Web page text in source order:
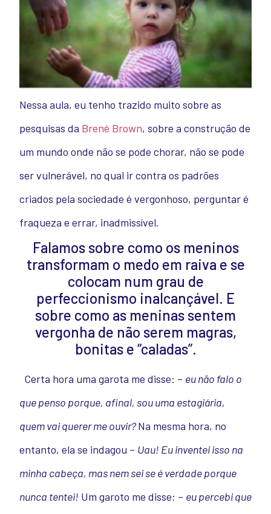
Nessa aula, eu tenho trazido muito sobre as
pesquisas da Brené Brown, sobre a construção de
um mundo onde não se pode chorar, não se pode
ser vulnerável, no qual ir contra os padrões
criados pela sociedade é vergonhoso, perguntar é
fraqueza e errar, inadmissível.
Falamos sobre como os meninos
transformam o medo em raiva e se
colocam num grau de
perfeccionismo inalcançável. E
sobre como as meninas sentem
vergonha de não serem magras,
bonitas e “caladas”.
Certa hora uma garota me disse: – eu não falo o
que penso porque, afinal, sou uma estagiária,
quem vai querer me ouvir?Na mesma hora, no
entanto, ela se indagou – Uau! Eu inventei isso na
minha cabeça, mas nem sei se é verdade porque
nunca tentei! Um garoto me disse: – eu percebi que